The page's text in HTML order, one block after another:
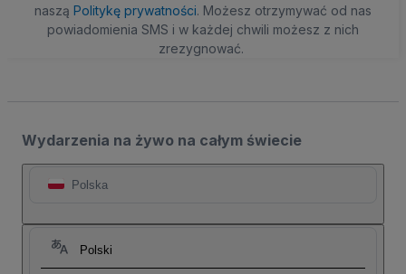
naszą Politykę prywatności. Możesz otrzymywać od nas
powiadomienia SMS i w każdej chwili możesz z nich
zrezygnować.
Wydarzenia na żywo na całym świecie
Polska
Polski